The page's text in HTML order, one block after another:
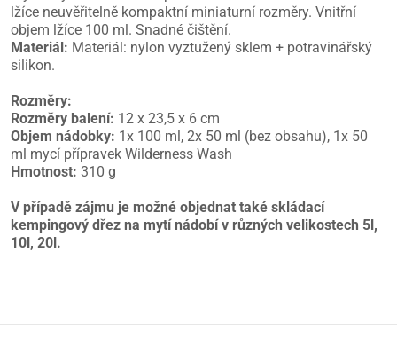
lžíce neuvěřitelně kompaktní miniaturní rozměry. Vnitřní
objem lžíce 100 ml. Snadné čištění.
Materiál: Materiál: nylon vyztužený sklem + potravinářský
silikon.
Rozměry:
Rozměry balení: 12 x 23,5 x 6 cm
Objem nádobky: 1x 100 ml, 2x 50 ml (bez obsahu), 1x 50
ml mycí přípravek Wilderness Wash
Hmotnost: 310 g
V případě zájmu je možné objednat také skládací
kempingový dřez na mytí nádobí v různých velikostech 5l,
10l, 20l.